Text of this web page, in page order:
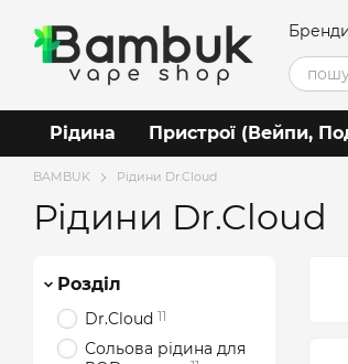
Рідина Пристрої (Вейпи,
BAMBUK Рідини Dr.Cloud
Рідини Dr.Cloud
Розділ
Dr.Cloud 11
Сольова рідина для